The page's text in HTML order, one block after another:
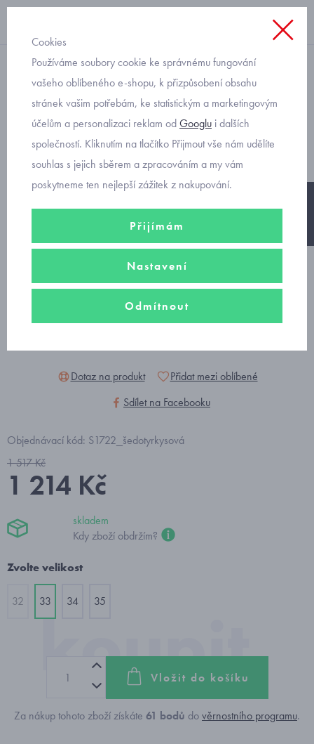
chlapecké
Superfit Mike 1-009469-
2000 chlapecké sandály
Dotaz na produkt
Přidat mezi oblíbené
Sdílet na Facebooku
Objednávací kód: S1722_šedotyrkysová
1 517 Kč
1 214 Kč
skladem
Kdy zboží obdržím?
Zvolte velikost
32 33 34 35
Vložit do košíku
Za nákup tohoto zboží získáte 61 bodů dověrnostního programu.
Cookies
Používáme soubory cookie ke správnému fungování
vašeho oblíbeného e-shopu, k přizpůsobení obsahu
stránek vašim potřebám, ke statistickým a marketingovým
účelům a personalizaci reklam odGooglu i dalších
společností. Kliknutím na tlačítko Přijmout vše nám udělíte
souhlas s jejich sběrem a zpracováním a my vám
poskytneme ten nejlepší zážitek z nakupování.
Přijímám
Nastavení
Odmítnout